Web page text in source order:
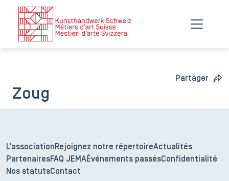
Partager
Zoug
L'association Rejoignez notre répertoireActualités
PartenairesFAQ JEMAÉvénements passésConfidentialité
Nos statutsContact